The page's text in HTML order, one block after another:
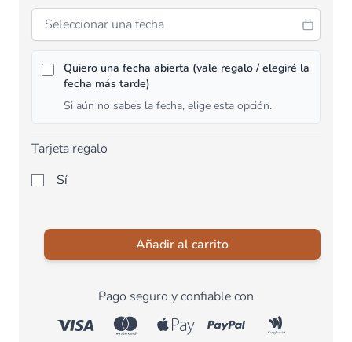
Quiero una fecha abierta (vale regalo / elegiré la
fecha más tarde)
Si aún no sabes la fecha, elige esta opción.
Tarjeta regalo
Sí
Añadir al carrito
Pago seguro y confiable con